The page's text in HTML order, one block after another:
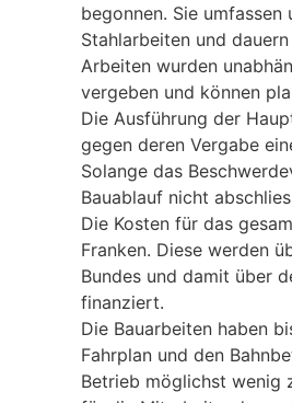
begonnen. Sie
Stahlarbeiten und
Arbeiten wurden
vergeben und können
Die Ausführung der
gegen deren Vergabe
Solange das
Bauablauf nicht
Die Kosten für das
Franken. Diese werden
Bundes und damit über
finanziert.
Die Bauarbeiten haben
Fahrplan und den
Betrieb möglichst wenig